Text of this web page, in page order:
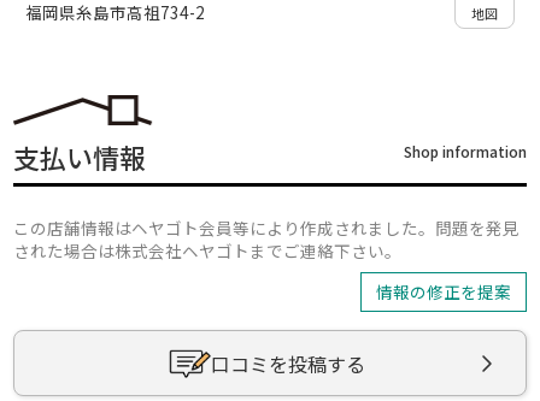
福岡県糸島市高祖734-2
地図
支払い情報 Shop information
この店舗情報はヘヤゴト会員等により作成されました。問題を発見
された場合は株式会社ヘヤゴトまでご連絡下さい。
情報の修正を提案
口コミを投稿する